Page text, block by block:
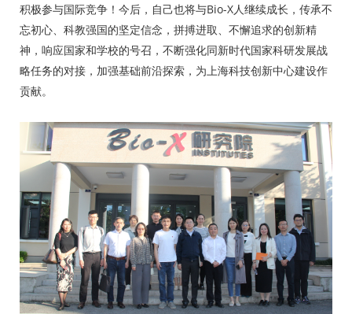
积极参与国际竞争！今后，自己也将与Bio-X人继续成长，传承不
忘初心、科教强国的坚定信念，拼搏进取、不懈追求的创新精
神，响应国家和学校的号召，不断强化同新时代国家科研发展战
略任务的对接，加强基础前沿探索，为上海科技创新中心建设作
贡献。